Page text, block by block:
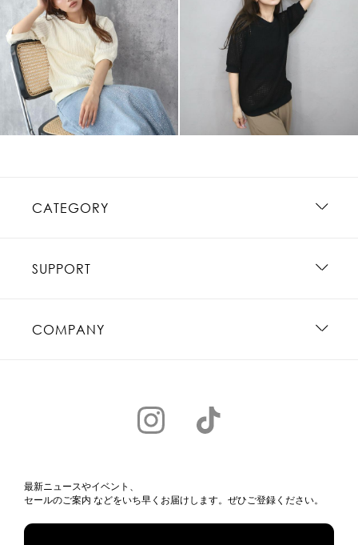
CATEGORY
SUPPORT
COMPANY
最新ニュースやイベント、
セールのご案内 などをいち早くお届けします。ぜひご登録ください。